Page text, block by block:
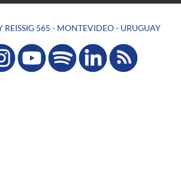
REISSIG 565 - MONTEVIDEO - URUGUAY